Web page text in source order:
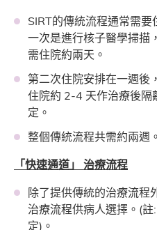
SIRT的傳統流程通常需
一次是進行核子醫學掃描
需住院約兩天。
第二次住院安排在一週後
住院約 2-4 天作治療後隔
定。
整個傳統流程共需約兩週。
「快速通道」 治療流程
除了提供傳統的治療流程
治療流程供病人選擇。(
定)。